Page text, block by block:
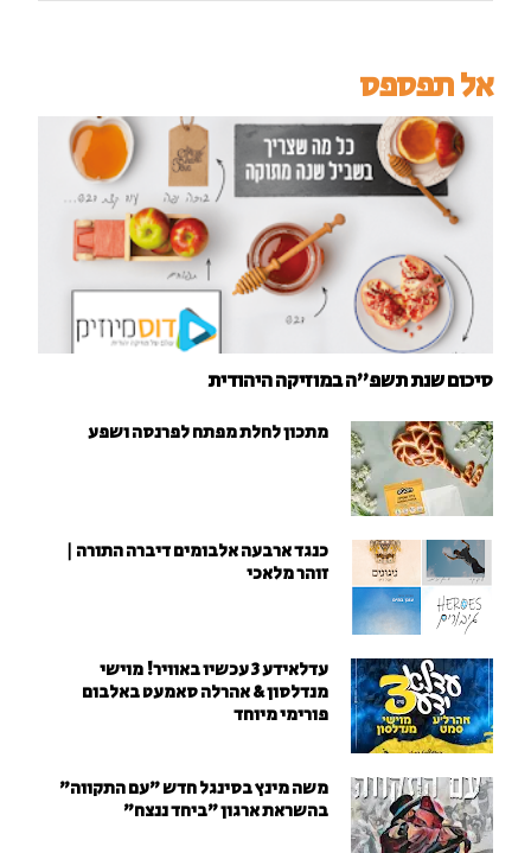
אל תפספס
סיכום שנת תשפ"ה במוזיקה היהודית
מתכון לחלת מפתח לפרנסה ושפע
כנגד ארבעה אלבומים דיברה התורה |
זוהר מלאכי
עדלאידע 3 עכשיו באוויר! מוישי
מנדלסון & אהרלה סאמעט באלבום
פורימי מיוחד
משה מינץ בסינגל חדש ״עם התקווה״
בהשראת ארגון "ביחד ננצח"